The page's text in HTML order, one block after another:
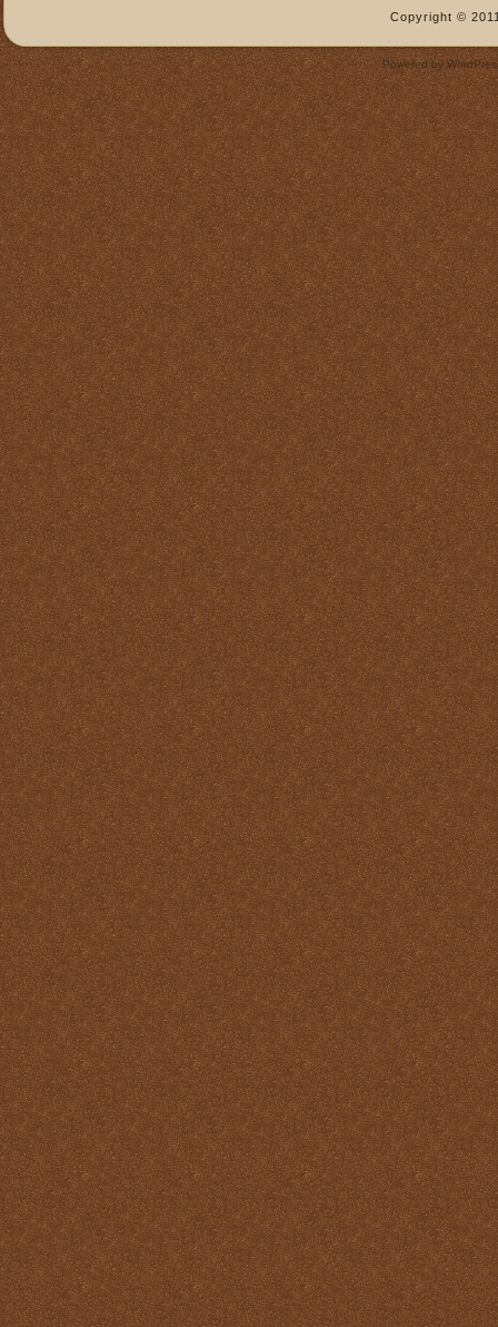
sobre la tierra
La Santa Misa y el Espíritu
Santo
La Santa Misa y el Martirio
La Santa Misa y el perdón
de los pecados
La Santa Misa y el
Purgatorio
La Santa Misa y el Reino
de Dios
La Santa Misa y el
sacerdocio
La Santa Misa y la cruz
La Santa Misa y la familia
La Santa Misa y la fe
La Santa Misa y la gloria
del Cielo
La Santa Misa y la Iglesia
La Santa Misa y la Justicia
Divina
La Santa Misa y la labor
Pastoral
La Santa Misa y la ofrenda
de sí mismo
La Santa Misa y la Palabra
de Dios
La Santa Misa y la pureza
La Santa Misa y la
Resurrección
La Santa Misa y la salud
del alma y del cuerpo
La Santa Misa y la salud
del alma y del cuerpo
La Santa Misa y la
salvación de mundo
La Santa Misa y la santidad
La Santa Misa y la tibieza.
La Santa Misa y la unidad
La Santa Misa y la Vida
Eterna
La Santa Misa y las
virtudes
La Santa Misa y los
Ángeles
La Santa Misa y los Santos
La Santa Misa y nuestra
transformación en Cristo
La suprema adoración
Las cuatro finalidades de
la Santa Misa
Copyright ©
Powered by